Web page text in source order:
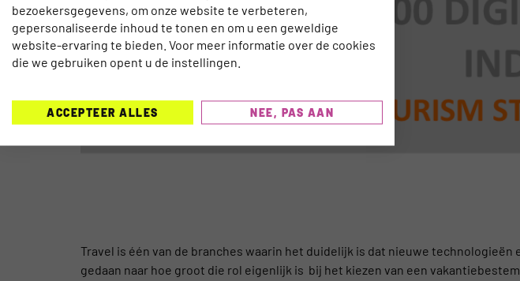
Travel is één van de branches waarin het duidelijk is dat nieuwe
gedaan naar hoe groot die rol eigenlijk is bij het kiezen van een
bezoekersgegevens, om onze website te verbeteren,
gepersonaliseerde inhoud te tonen en om u een geweldige
website-ervaring te bieden. Voor meer informatie over de cookies
die we gebruiken opent u de instellingen.
ACCEPTEER ALLES NEE, PAS AAN